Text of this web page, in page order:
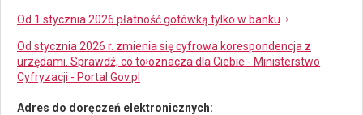
Od 1 stycznia 2026 płatność gotówką tylko w banku
Od stycznia 2026 r. zmienia się cyfrowa korespondencja z
urzędami. Sprawdź, co to oznacza dla Ciebie - Ministerstwo
Cyfryzacji - Portal Gov.pl
Adres do doręczeń elektronicznych: